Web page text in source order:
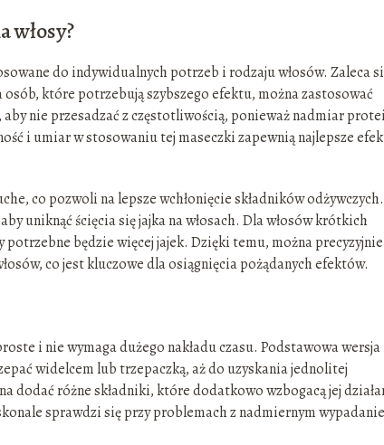
włosy?
do indywidualnych potrzeb i rodzaju włosów. Zaleca
osób, które potrzebują szybszego efektu, można zastosować
aby nie przesadzać z częstotliwością, ponieważ nadmiar
i umiar w stosowaniu tej maseczki zapewnią najlepsze
co pozwoli na lepsze wchłonięcie składników
uniknąć ścięcia się jajka na włosach. Dla włosów krótkich
potrzebne będzie więcej jajek. Dzięki temu, można precyzyjnie
co jest kluczowe dla osiągnięcia pożądanych efektów.
i nie wymaga dużego nakładu czasu. Podstawowa wersja
widelcem lub trzepaczką, aż do uzyskania jednolitej
dodać różne składniki, które dodatkowo wzbogacą jej
sprawdzi się przy problemach z nadmiernym